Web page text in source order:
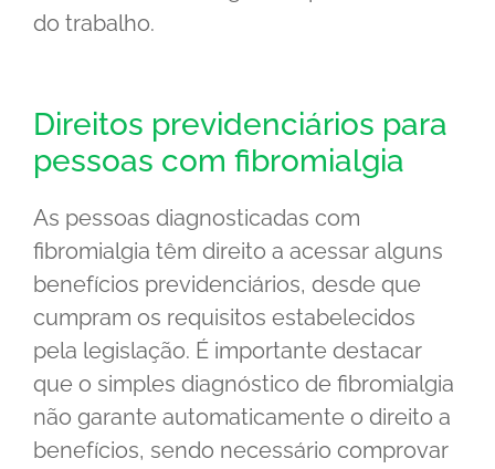
do trabalho.
Direitos previdenciários para
pessoas com fibromialgia
As pessoas diagnosticadas com
fibromialgia têm direito a acessar alguns
benefícios previdenciários, desde que
cumpram os requisitos estabelecidos
pela legislação. É importante destacar
que o simples diagnóstico de fibromialgia
não garante automaticamente o direito a
benefícios, sendo necessário comprovar